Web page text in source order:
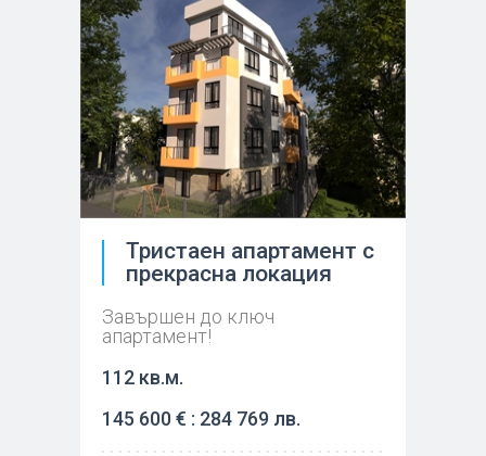
Тристаен апартамент с
прекрасна локация
Завършен до ключ
апартамент!
112 кв.м.
145 600 € : 284 769 лв.